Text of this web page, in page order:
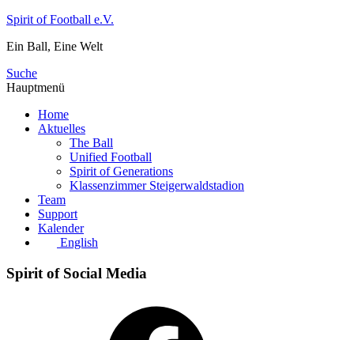
Zum
springen
Spirit of Football e.V.
Ein Ball, Eine Welt
Suche
Hauptmenü
Home
Aktuelles
The Ball
Unified Football
Spirit of Generations
Klassenzimmer Steigerwaldstadion
Team
Support
Kalender
English
Spirit of Social Media